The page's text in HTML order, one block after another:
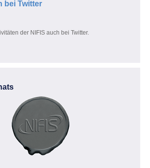
bei Twitter
der NIFIS auch bei Twitter.